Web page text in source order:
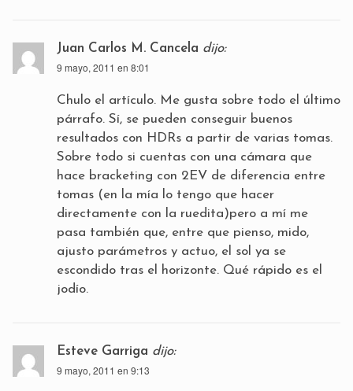
Juan Carlos M. Cancela dijo:
9 mayo, 2011 en 8:01
Chulo el artículo. Me gusta sobre todo el último
párrafo. Sí, se pueden conseguir buenos
resultados con HDRs a partir de varias tomas.
Sobre todo si cuentas con una cámara que
hace bracketing con 2EV de diferencia entre
tomas (en la mía lo tengo que hacer
directamente con la ruedita)pero a mí me
pasa también que, entre que pienso, mido,
ajusto parámetros y actuo, el sol ya se
escondido tras el horizonte. Qué rápido es el
jodío.
Esteve Garriga dijo:
9 mayo, 2011 en 9:13